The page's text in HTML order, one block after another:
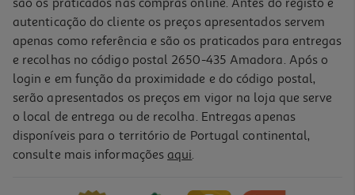
são os praticados nas compras online. Antes do registo e
autenticação do cliente os preços apresentados servem
apenas como referência e são os praticados para entregas
e recolhas no código postal 2650-435 Amadora. Após o
login e em função da proximidade e do código postal,
serão apresentados os preços em vigor na loja que serve
o local de entrega ou de recolha. Entregas apenas
disponíveis para o território de Portugal continental,
consulte mais informações aqui.